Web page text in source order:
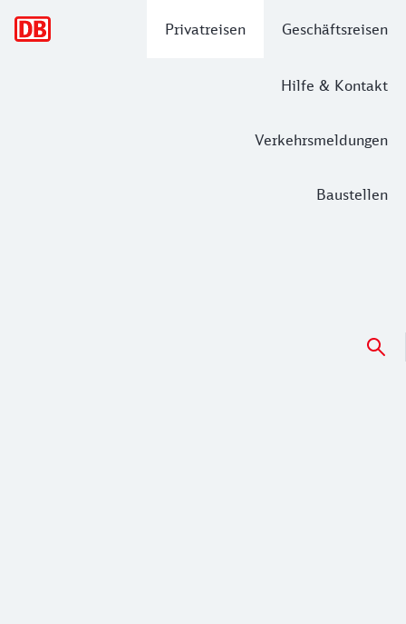
Privatreisen Geschäftsreisen
Hilfe & Kontakt
Verkehrsmeldungen
Baustellen